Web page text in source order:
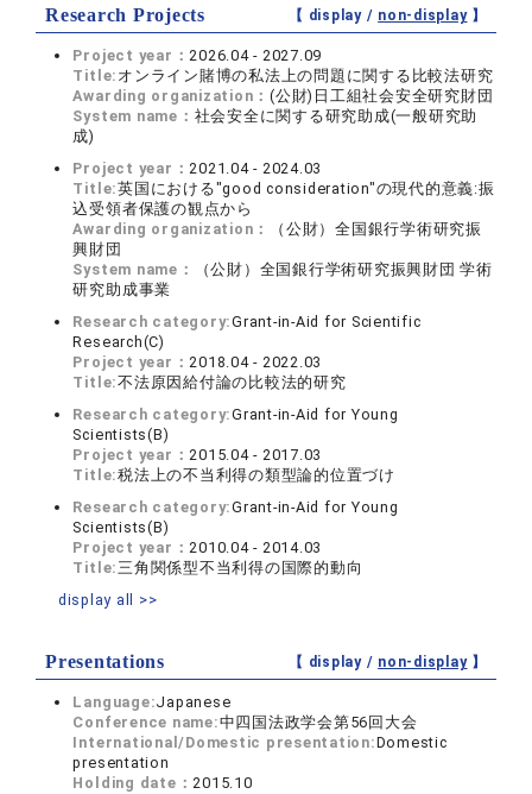
Research Projects 【 display / non-display】
Project year：2026.04 - 2027.09
Title: オンライン賭博の私法上の問題に関する比較法研究
Awarding organization：(公財)日工組社会安全研究財団
System name： 社会安全に関する研究助成(一般研究助
成)
Project year：2021.04 - 2024.03
Title:英国における"good consideration"の現代的意義:振
込受領者保護の観点から
Awarding organization：
（公財）全国銀行学術研究振
興財団
System name：
（公財）全国銀行学術研究振興財団 学術
研究助成事業
Research category:Grant-in-Aid for Scientific
Research(C)
Project year：2018.04 - 2022.03
Title:不法原因給付論の比較法的研究
Research category:Grant-in-Aid for Young
Scientists(B)
Project year：2015.04 - 2017.03
Title:税法上の不当利得の類型論的位置づけ
Research category:Grant-in-Aid for Young
Scientists(B)
Project year：2010.04 - 2014.03
Title:三角関係型不当利得の国際的動向
display all >>
Presentations 【 display / non-display】
Language:Japanese
Conference name:中四国法政学会第56回大会
International/Domestic presentation:Domestic
presentation
Holding date：2015.10